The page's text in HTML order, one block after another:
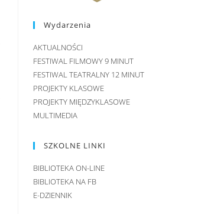
Wydarzenia
AKTUALNOŚCI
FESTIWAL FILMOWY 9 MINUT
FESTIWAL TEATRALNY 12 MINUT
PROJEKTY KLASOWE
PROJEKTY MIĘDZYKLASOWE
MULTIMEDIA
SZKOLNE LINKI
BIBLIOTEKA ON-LINE
BIBLIOTEKA NA FB
E-DZIENNIK